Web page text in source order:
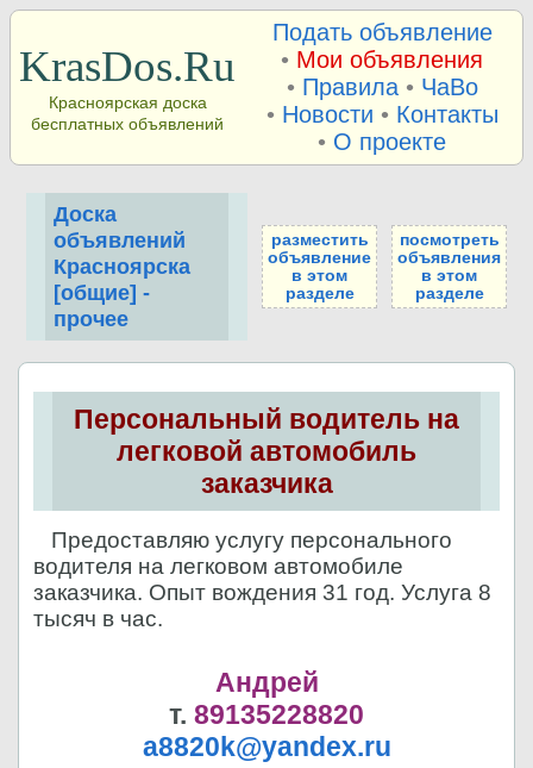
KrasDos.Ru
Красноярская доска
бесплатных объявлений
Подать объявление
• Мои объявления
• Правила• ЧаВо
• Новости • Контакты
• О проекте
Доска
объявлений
Красноярска
[общие] -
прочее
разместить
объявление
в этом
разделе
посмотреть
объявления
в этом
разделе
Персональный водитель на
легковой автомобиль
заказчика
Предоставляю услугу персонального
водителя на легковом автомобиле
заказчика. Опыт вождения 31 год. Услуга 8
тысяч в час.
Андрей
т. 89135228820
a8820k@yandex.ru